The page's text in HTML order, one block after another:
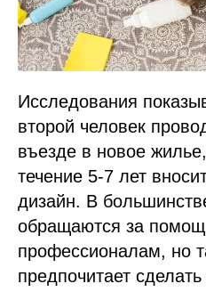
Исследования
второй человек
въезде в новое
течение 5-7 лет
дизайн. В
обращаются за
профессионалам, но
предпочитает